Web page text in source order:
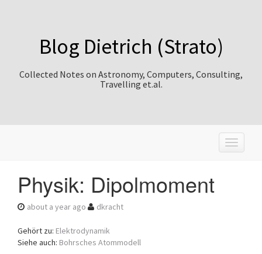
Blog Dietrich (Strato)
Collected Notes on Astronomy, Computers, Consulting,
Travelling et.al.
T
o
Physik: Dipolmoment
about a year ago dkracht
Gehört zu: Elektrodynamik
Siehe auch: Bohrsches Atommodell